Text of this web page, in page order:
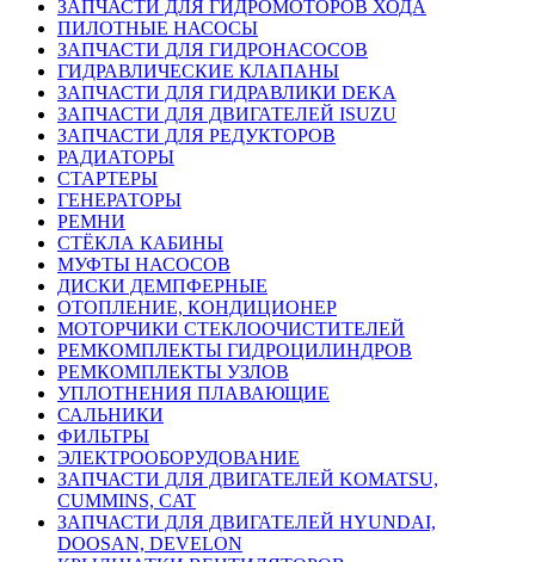
ЗАПЧАСТИ ДЛЯ ГИДРОМОТОРОВ ХОДА
ПИЛОТНЫЕ НАСОСЫ
ЗАПЧАСТИ ДЛЯ ГИДРОНАСОСОВ
ГИДРАВЛИЧЕСКИЕ КЛАПАНЫ
ЗАПЧАСТИ ДЛЯ ГИДРАВЛИКИ DEKA
ЗАПЧАСТИ ДЛЯ ДВИГАТЕЛЕЙ ISUZU
ЗАПЧАСТИ ДЛЯ РЕДУКТОРОВ
РАДИАТОРЫ
СТАРТЕРЫ
ГЕНЕРАТОРЫ
РЕМНИ
СТЁКЛА КАБИНЫ
МУФТЫ НАСОСОВ
ДИСКИ ДЕМПФЕРНЫЕ
ОТОПЛЕНИЕ, КОНДИЦИОНЕР
МОТОРЧИКИ СТЕКЛООЧИСТИТЕЛЕЙ
РЕМКОМПЛЕКТЫ ГИДРОЦИЛИНДРОВ
РЕМКОМПЛЕКТЫ УЗЛОВ
УПЛОТНЕНИЯ ПЛАВАЮЩИЕ
САЛЬНИКИ
ФИЛЬТРЫ
ЭЛЕКТРООБОРУДОВАНИЕ
ЗАПЧАСТИ ДЛЯ ДВИГАТЕЛЕЙ KOMATSU,
CUMMINS, CAT
ЗАПЧАСТИ ДЛЯ ДВИГАТЕЛЕЙ HYUNDAI,
DOOSAN, DEVELON